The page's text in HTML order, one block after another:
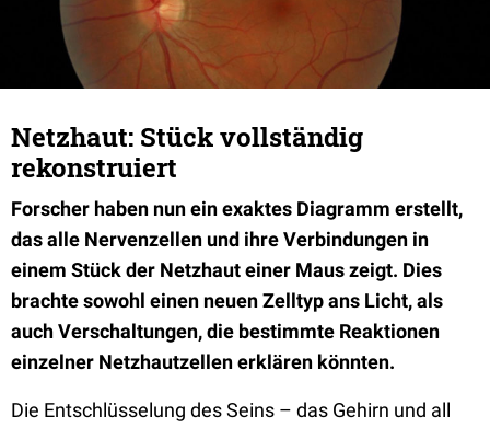
Netzhaut: Stück vollständig
rekonstruiert
Forscher haben nun ein exaktes Diagramm erstellt,
das alle Nervenzellen und ihre Verbindungen in
einem Stück der Netzhaut einer Maus zeigt. Dies
brachte sowohl einen neuen Zelltyp ans Licht, als
auch Verschaltungen, die bestimmte Reaktionen
einzelner Netzhautzellen erklären könnten.
Die Entschlüsselung des Seins – das Gehirn und all